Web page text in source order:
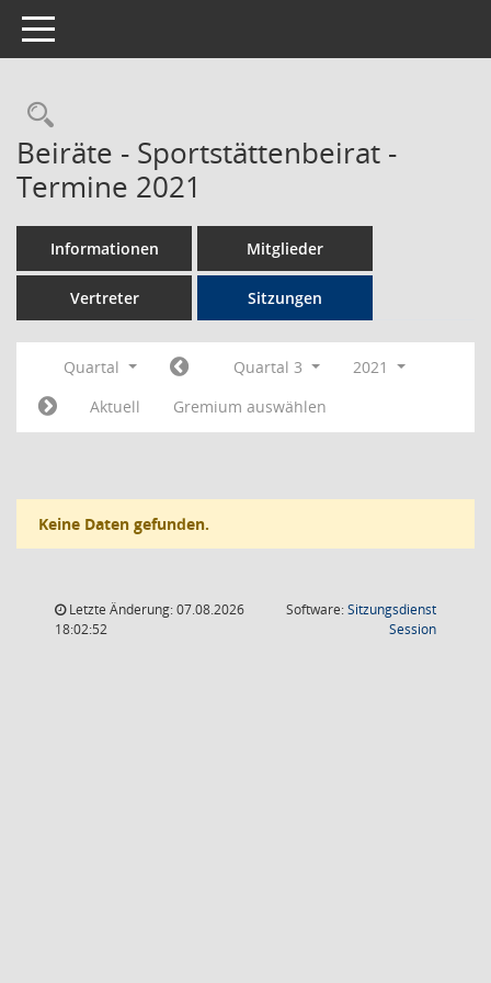
Toggle navigation
Rechercheauswahl
Beiräte - Sportstättenbeirat -
Termine 2021
Informationen Mitglieder
Vertreter Sitzungen
Quartal Quartal 3
2021
Aktuell
Gremium auswählen
Keine Daten gefunden.
Letzte Änderung: 07.08.2026
18:02:52
Software:Sitzungsdienst
Session(Wird in